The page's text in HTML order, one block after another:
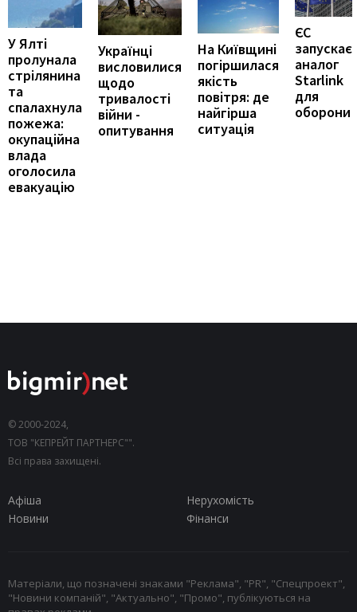
У Ялті
пролунала
стрілянина
та
спалахнула
пожежа:
окупаційна
влада
оголосила
евакуацію
Українці
висловилися
щодо
тривалості
війни -
опитування
На Київщині
погіршилася
якість
повітря: де
найгірша
ситуація
ЄС
запускає
аналог
Starlink
для
оборони
© 2000-2024,
ТОВ "КЕПРЕЙТ ПАРТНЕРС"".
Всі права захищені.
Афіша
Нерухомість
Новини
Фінанси
Матеріали, що позначені знаками "Реклама", "PR", "Спецпроект",
"Новини компаній", "Актуально", "Промо", публікуються на